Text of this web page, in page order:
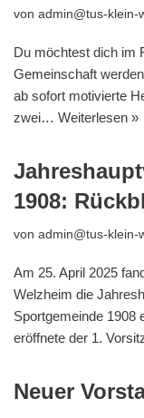
von admin@tus-klein-
Du möchtest dich im
Gemeinschaft
ab sofort motivierte
zwei… Weiterlesen »
1908:
von admin@tus-klein-
Am 25. April 2025
Welzheim die
Sportgemeinde 1908
eröffnete der 1.
Neuer